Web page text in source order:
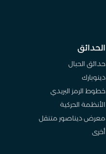
الحدائق
حدائق الحبال
دينوبارك
خطوط الرمز البريدي
الأنظمة الحركية
معرض ديناصور متنقل
أخرى